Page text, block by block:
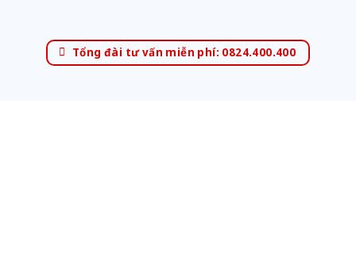
Tổng đài tư vấn miễn phí: 0824.400.400